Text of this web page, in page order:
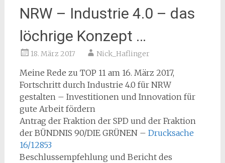
NRW – Industrie 4.0 – das
löchrige Konzept …
18. März 2017 Nick_Haflinger
Meine Rede zu TOP 11 am 16. März 2017,
Fortschritt durch Industrie 4.0 für NRW
gestalten – Investitionen und Innovation für
gute Arbeit fördern
Antrag der Fraktion der SPD und der Fraktion
der BÜNDNIS 90/DIE GRÜNEN – Drucksache
16/12853
Beschlussempfehlung und Bericht des